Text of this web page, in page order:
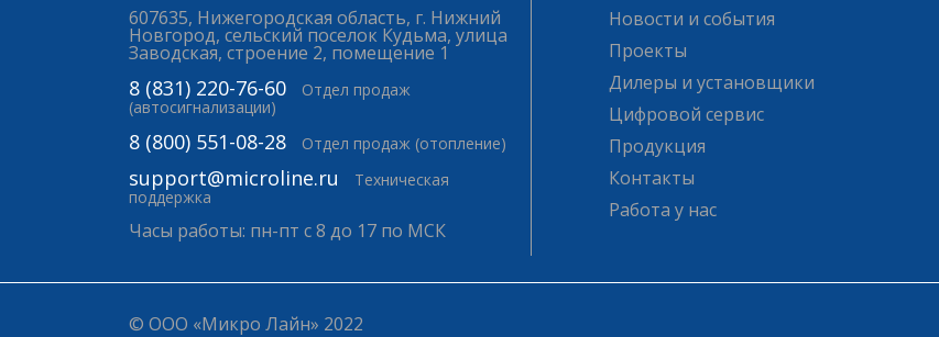
607635, Нижегородская область, г. Нижний
Новгород, сельский поселок Кудьма, улица
Заводская, строение 2, помещение 1
8 (831) 220-76-60
Отдел продаж
(автосигнализации)
8 (800) 551-08-28 Отдел продаж (отопление)
support@microline.ru
Техническая
поддержка
Часы работы: пн-пт с 8 до 17 по МСК
Новости и события
Проекты
Дилеры и установщики
Цифровой сервис
Продукция
Контакты
Работа у нас
© ООО «Микро Лайн» 2022